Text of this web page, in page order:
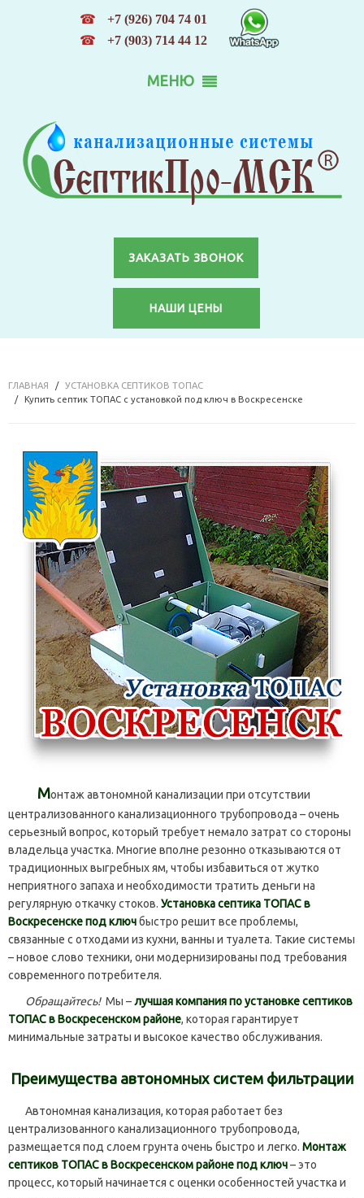
☎ +7 (926) 704 74 01
☎ +7 (903) 714 44 12
МЕНЮ
ЗАКАЗАТЬ ЗВОНОК
НАШИ ЦЕНЫ
ГЛАВНАЯ
УСТАНОВКА СЕПТИКОВ ТОПАС
Купить септик ТОПАС с установкой под ключ в Воскресенске
Монтаж автономной канализации при отсутствии
централизованного канализационного трубопровода – очень
серьезный вопрос, который требует немало затрат со стороны
владельца участка. Многие вполне резонно отказываются от
традиционных выгребных ям, чтобы избавиться от жутко
неприятного запаха и необходимости тратить деньги на
регулярную откачку стоков. Установка септика ТОПАС в
Воскресенске под ключбыстро решит все проблемы,
связанные с отходами из кухни, ванны и туалета. Такие системы
– новое слово техники, они модернизированы под требования
современного потребителя.
Обращайтесь!Мы –лучшая компания по установке септиков
ТОПАС в Воскресенском районе, которая гарантирует
минимальные затраты и высокое качество обслуживания.
Преимущества автономных систем фильтрации
Автономная канализация, которая работает без
централизованного канализационного трубопровода,
размещается под слоем грунта очень быстро и легко. Монтаж
септиков ТОПАС в Воскресенском районе под ключ– это
процесс, который начинается с оценки особенностей участка и